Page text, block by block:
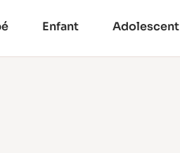
Enfant Adolescent